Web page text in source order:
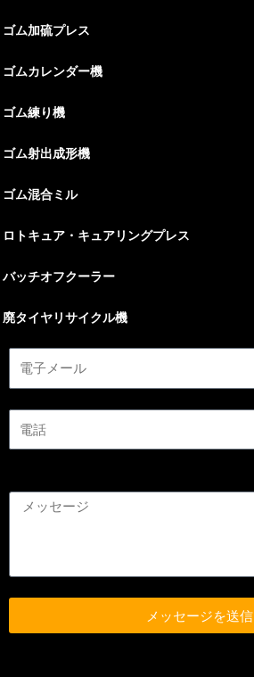
ゴム加硫プレス
ゴムカレンダー機
ゴム練り機
ゴム射出成形機
ゴム混合ミル
ロトキュア・キュアリングプレス
バッチオフクーラー
廃タイヤリサイクル機
メッセージを送信